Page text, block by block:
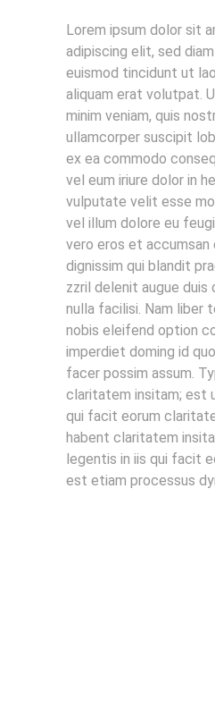
Lorem ipsum dolor sit
adipiscing elit, sed
euismod tincidunt ut
aliquam erat volutpat.
minim veniam, quis
ullamcorper suscipit
ex ea commodo
vel eum iriure dolor in
vulputate velit esse
vel illum dolore eu
vero eros et
dignissim qui blandit
zzril delenit augue
nulla facilisi. Nam liber
nobis eleifend option
imperdiet doming id
facer possim assum.
claritatem insitam; est
qui facit eorum
habent claritatem
legentis in iis qui facit
est etiam processus